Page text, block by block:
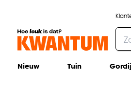
Nieuw Tuin